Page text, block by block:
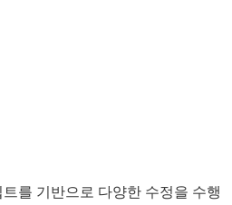
를 기반으로 다양한 수정을 수행